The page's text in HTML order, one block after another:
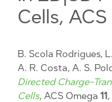
Cells,
B. Scola Rodrigues,
A. R. Costa, A. S.
Directed Charge-
Cells, ACS Omega 11